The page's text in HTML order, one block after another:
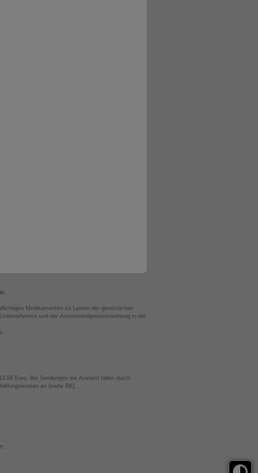
Medikamenten zu Lasten der gesetzlichen
und der Arzneimittelpreisverordnung in der
Euro. Bei Sendungen ins Ausland fallen durch
an (siehe BK).